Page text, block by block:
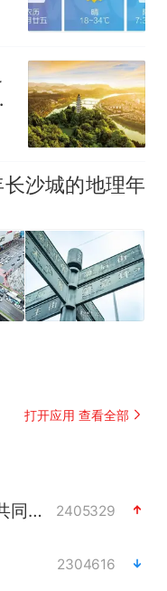
沙城的地理年
打开应用 查看全部
沙特土耳其巴基斯坦签署共同防务协议 2405329
2304616